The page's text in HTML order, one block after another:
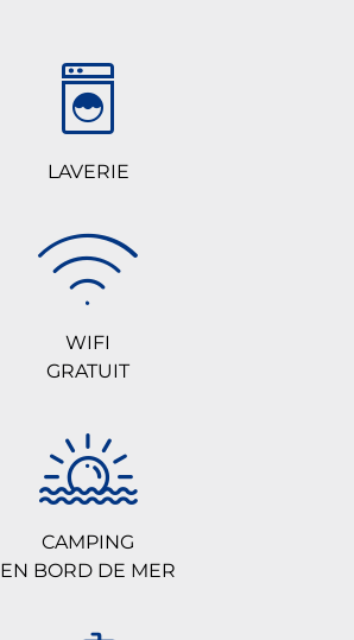
LAVERIE
WIFI
GRATUIT
CAMPING
EN BORD DE MER